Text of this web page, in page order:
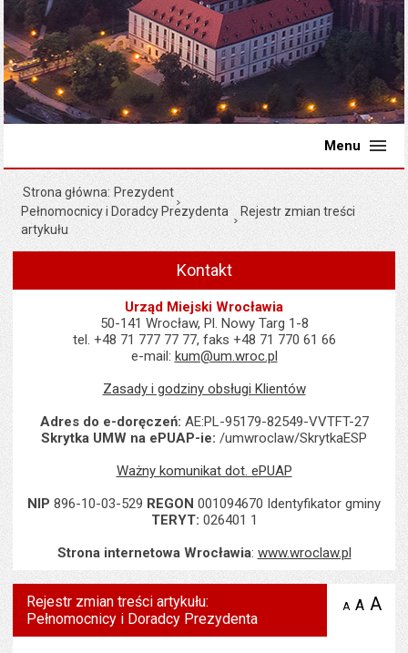
Menu
Strona główna Prezydent
Pełnomocnicy i Doradcy Prezydenta
Rejestr zmian treści
artykułu
Kontakt
Urząd Miejski Wrocławia
50-141 Wrocław, Pl. Nowy Targ 1-8
tel. +48 71 777 77 77, faks +48 71 770 61 66
e-mail: kum@um.wroc.pl
Zasady i godziny obsługi Klientów
Adres do e-doręczeń: AE:PL-95179-82549-VVTFT-27
Skrytka UMW na ePUAP-ie: /umwroclaw/SkrytkaESP
Ważny komunikat dot. ePUAP
NIP 896-10-03-529 REGON 001094670 Identyfikator gminy
TERYT: 026401 1
Strona internetowa Wrocławia: www.wroclaw.pl
Rejestr zmian treści artykułu:
Pełnomocnicy i Doradcy Prezydenta
A zmniejsz
A A